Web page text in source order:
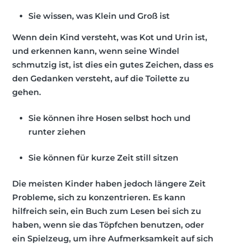
Sie wissen, was Klein und Groß ist
Wenn dein Kind versteht, was Kot und Urin ist,
und erkennen kann, wenn seine Windel
schmutzig ist, ist dies ein gutes Zeichen, dass es
den Gedanken versteht, auf die Toilette zu
gehen.
Sie können ihre Hosen selbst hoch und
runter ziehen
Sie können für kurze Zeit still sitzen
Die meisten Kinder haben jedoch längere Zeit
Probleme, sich zu konzentrieren. Es kann
hilfreich sein, ein Buch zum Lesen bei sich zu
haben, wenn sie das Töpfchen benutzen, oder
ein Spielzeug, um ihre Aufmerksamkeit auf sich